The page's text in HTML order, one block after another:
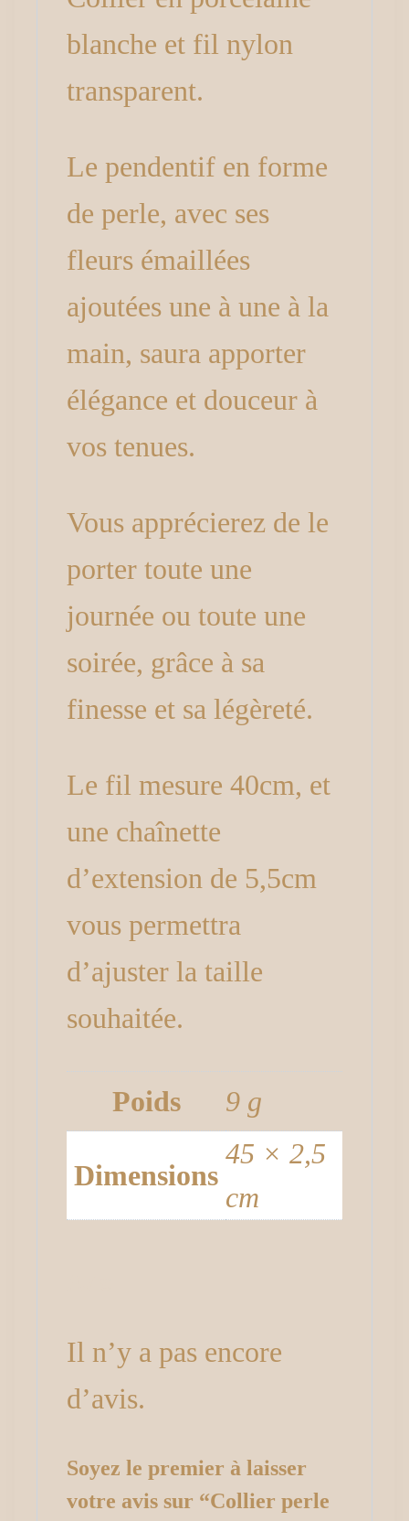
blanche et fil nylon
transparent.
Le pendentif en forme
de perle, avec ses
fleurs émaillées
ajoutées une à une à la
main, saura apporter
élégance et douceur à
vos tenues.
Vous apprécierez de le
porter toute une
journée ou toute une
soirée, grâce à sa
finesse et sa légèreté.
Le fil mesure 40cm, et
une chaînette
d’extension de 5,5cm
vous permettra
d’ajuster la taille
souhaitée.
Poids 9 g
Dimensions
45 × 2,5
cm
Il n’y a pas encore
d’avis.
Soyez le premier à laisser
votre avis sur “Collier perle